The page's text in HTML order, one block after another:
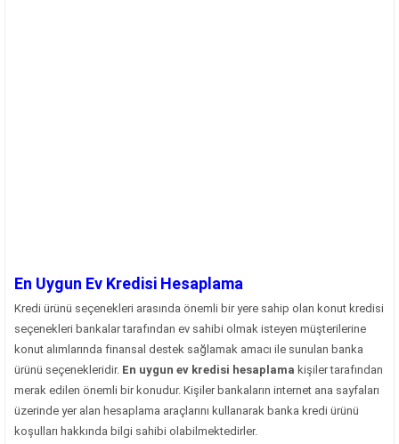
En Uygun Ev Kredisi Hesaplama
Kredi ürünü seçenekleri arasında önemli bir yere sahip olan konut kredisi
seçenekleri bankalar tarafından ev sahibi olmak isteyen müşterilerine
konut alımlarında finansal destek sağlamak amacı ile sunulan banka
ürünü seçenekleridir. En uygun ev kredisi hesaplama kişiler tarafından
merak edilen önemli bir konudur. Kişiler bankaların internet ana sayfaları
üzerinde yer alan hesaplama araçlarını kullanarak banka kredi ürünü
koşulları hakkında bilgi sahibi olabilmektedirler.